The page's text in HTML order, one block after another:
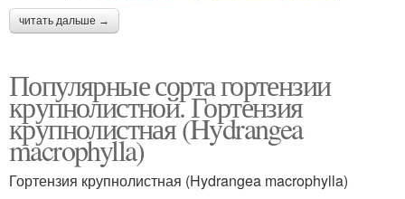
читать дальше →
Популярные сорта гортензии
крупнолистной. Гортензия
крупнолистная (Hydrangea
macrophylla)
Гортензия крупнолистная (Hydrangea macrophylla)